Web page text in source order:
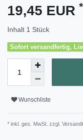
19,45 EUR *
Inhalt 1 Stück
Sofort versandfertig,
Wunschliste
* inkl. ges. MwSt. zzgl.